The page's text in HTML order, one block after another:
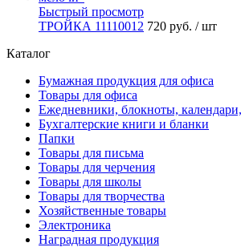
Быстрый просмотр
ТРОЙКА 11110012 720 руб. / шт
Каталог
Бумажная продукция для офиса
Товары для офиса
Ежедневники, блокноты,
Бухгалтерские книги и бланки
Папки
Товары для письма
Товары для черчения
Товары для школы
Товары для творчества
Хозяйственные товары
Электроника
Наградная продукция